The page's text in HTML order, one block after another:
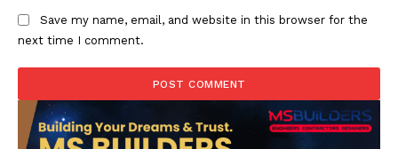
Save my name, email, and website in this browser for the
next time I comment.